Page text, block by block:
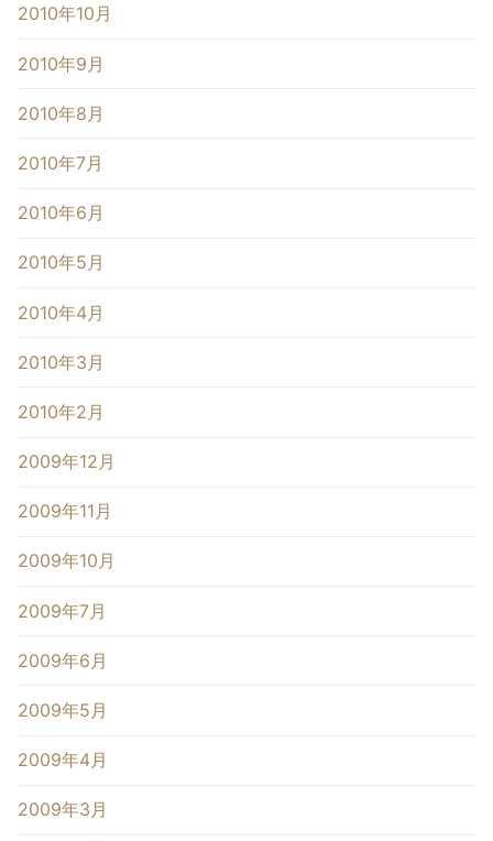
2010年10月
2010年9月
2010年8月
2010年7月
2010年6月
2010年5月
2010年4月
2010年3月
2010年2月
2009年12月
2009年11月
2009年10月
2009年7月
2009年6月
2009年5月
2009年4月
2009年3月